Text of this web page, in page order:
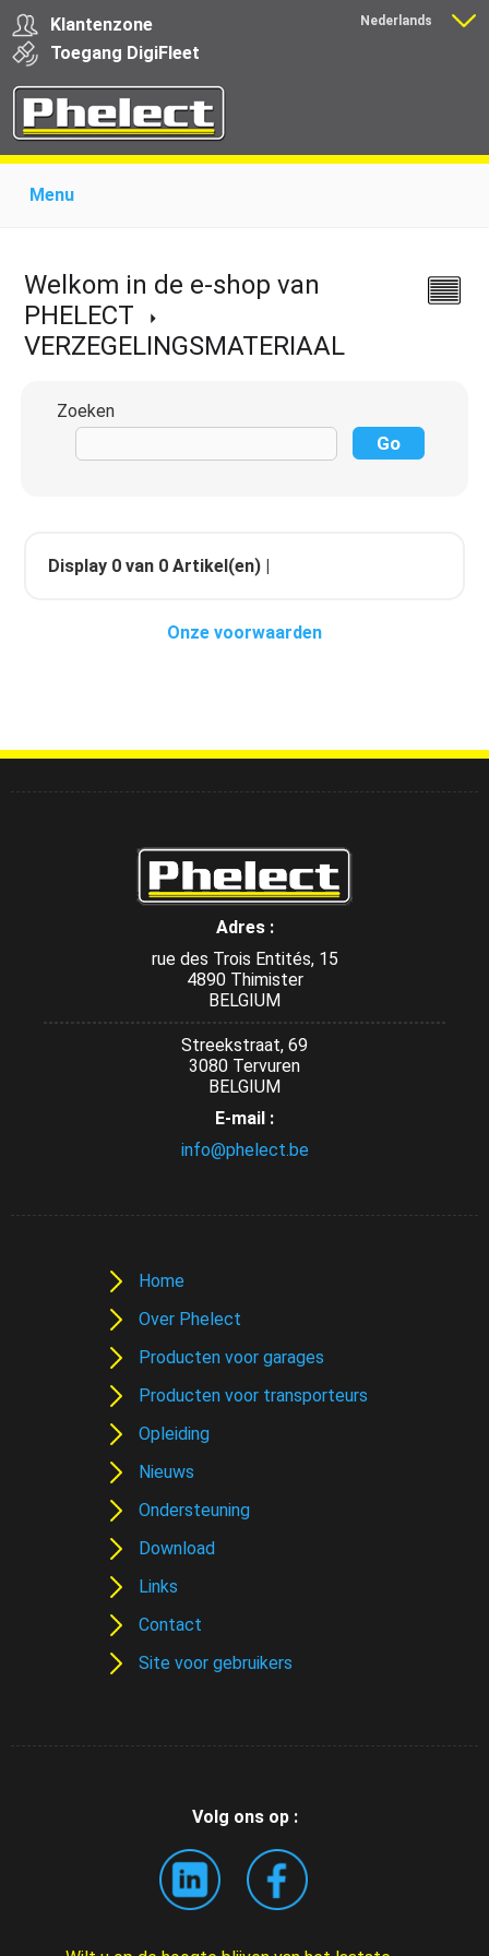
Klantenzone
Toegang DigiFleet
Nederlands
Menu
Producten voor transporteurs
Opleiding
Nieuws
Ondersteuning
Download Contact
Welkom in de e-shop van
PHELECT
VERZEGELINGSMATERIAAL
Zoeken
Display 0 van 0 Artikel(en) |
Onze voorwaarden
Adres :
rue des Trois Entités, 15
4890 Thimister
BELGIUM
Streekstraat, 69
3080 Tervuren
BELGIUM
E-mail :
info@phelect.be
Home
Over Phelect
Producten voor garages
Producten voor transporteurs
Opleiding
Nieuws
Ondersteuning
Download
Links
Contact
Site voor gebruikers
Volg ons op :